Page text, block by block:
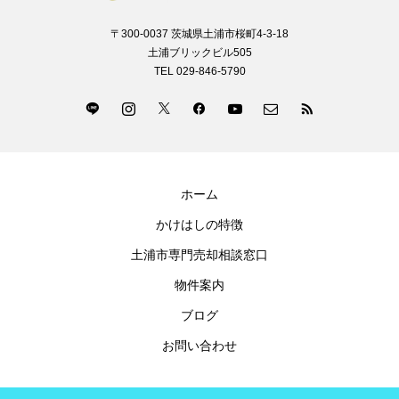
〒300-0037 茨城県土浦市桜町4-3-18
土浦ブリックビル505
TEL 029-846-5790
ホーム
かけはしの特徴
土浦市専門売却相談窓口
物件案内
ブログ
お問い合わせ